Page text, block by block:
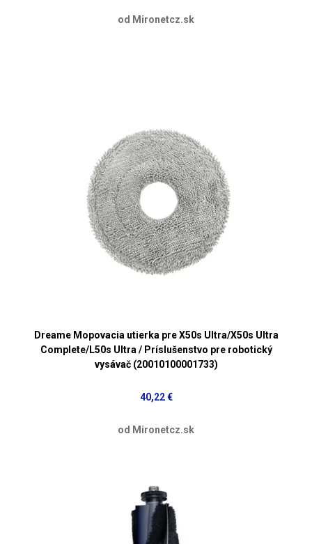
od Mironetcz.sk
Dreame Mopovacia utierka pre X50s Ultra/X50s Ultra
Complete/L50s Ultra / Príslušenstvo pre robotický
vysávač (20010100001733)
40,22 €
od Mironetcz.sk